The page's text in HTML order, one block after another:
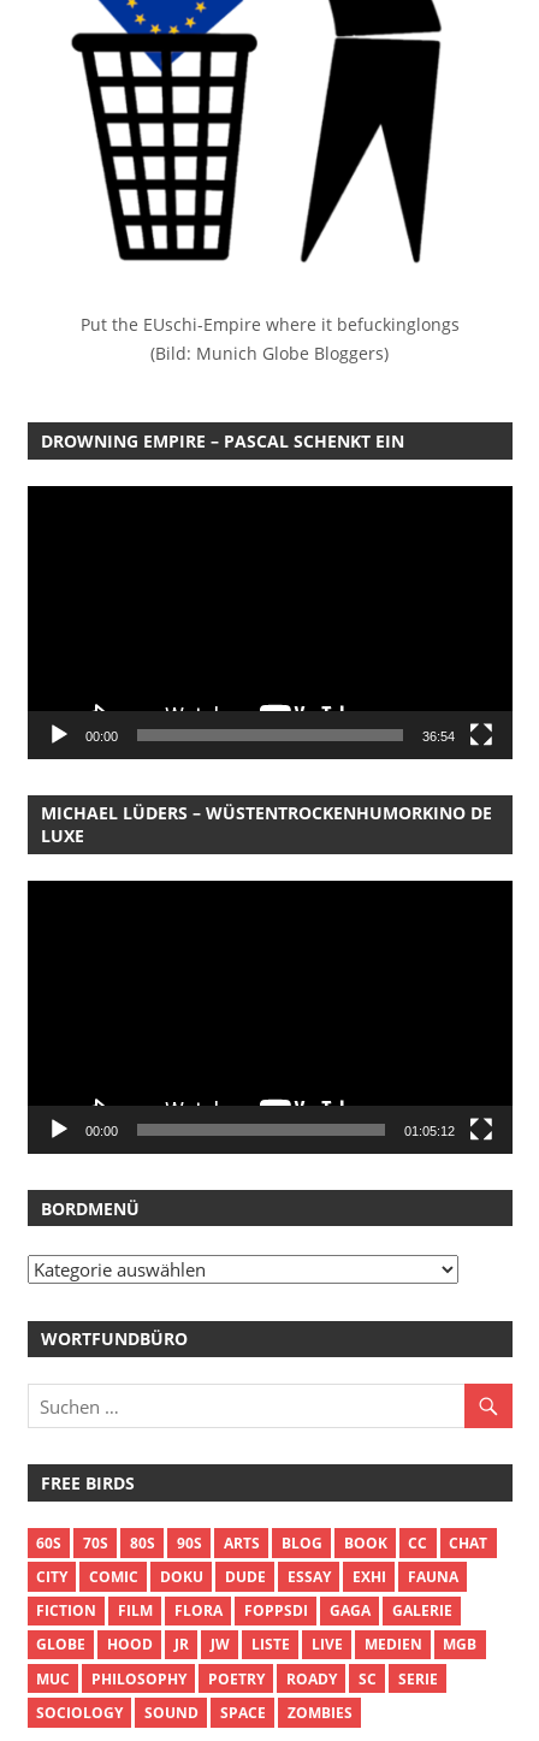
Put the EUschi-Empire where it befuckinglongs
(Bild: Munich Globe Bloggers)
DROWNING EMPIRE – PASCAL SCHENKT EIN
00:00 36:54
MICHAEL LÜDERS – WÜSTENTROCKENHUMORKINO DE
LUXE
00:00 01:05:12
BORDMENÜ
Bordmenü
WORTFUNDBÜRO
FREE BIRDS
60S 70S 80S 90S ARTS BLOG BOOK CC
CHAT
CITY
COMIC DOKU DUDE ESSAY EXHI
FAUNA
FICTION
FILM FLORA FOPPSDI GAGA
GALERIE
GLOBE
HOOD JR JW LISTE LIVE MEDIEN
MGB
MUC
PHILOSOPHY POETRY ROADY SC
SERIE
SOCIOLOGY
SOUND SPACE ZOMBIES